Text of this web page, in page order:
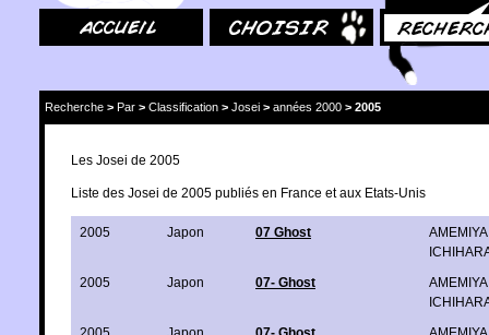
Recherche > Par > Classification > Josei > années 2000 > 2005
Les Josei de 2005
Liste des Josei de 2005 publiés en France et aux Etats-Unis
2005 Japon 07 Ghost
2005
Japon 07- Ghost